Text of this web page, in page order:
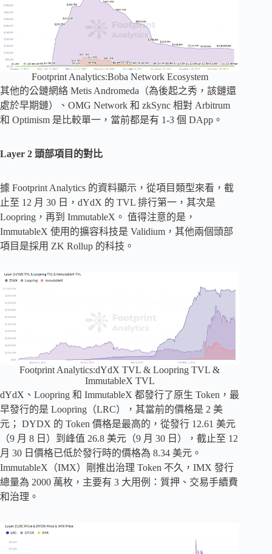
Footprint Analytics:Boba Network Ecosystem
其他的公鏈網絡 Metis Andromeda（為後起之秀，該鏈還
處於早期鏈）、OMG Network 和 zkSync 相對 Arbitrum
和 Optimism 是比較單一，當前都是有 1-3 個 DApp。
Layer 2 頭部項目的對比
據 Footprint Analytics 的資料顯示，從項目類型來看，截
止至 12 月 30 日，dYdX 的 TVL 排行第一，其次是
Loopring，再到 ImmutableX。 值得注意的是，
ImmutableX 使用的擴容科技是 Validium，其他兩個頭部
項目是採用 ZK Rollup 的科技。
Footprint Analytics:dYdX TVL & Loopring TVL &
ImmutableX TVL
dYdX、Loopring 和 ImmutableX 都發行了原生 Token，最
早發行的是 Loopring（LRC），其當前的價格是 2 美
元； DYDX 的 Token 價格是最高的，從發行 12.61 美元
（9 月 8 日）到峰值 26.8 美元（9 月 30 日），截止至 12
月 30 日價格已低於發行時的價格為 8.34 美元。
ImmutableX（IMX）剛推出治理 Token 不久，IMX 發行
總量為 2000 萬枚，主要有 3 大用例：質押、交易手續費
和治理。